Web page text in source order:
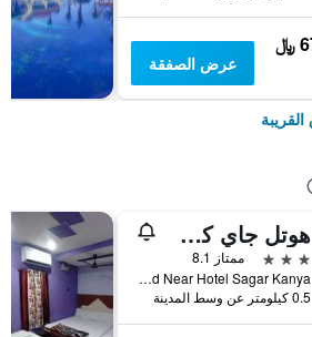
﷼
عرض الصفقة
هوتل جاي كي إن بوري
3 نجوم
ممتاز 8.1
New Marine Drive Road Near Hotel Sagar Kanya, بوري, الهند
0.5 كيلومتر عن وسط المدينة